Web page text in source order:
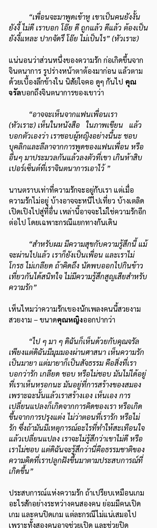
“เพื่อนจะมาพูดเข้าหู เขาเป็นคนยังงั้น
ยังงี้ ไม่ดี เราบอก โอ๊ย ดี ถูกแล้ว ดีแล้ว ต้องเป็น
ยังงี้แหละ ปากจัดรึ โอ๊ย ไม่เป็นไร” (หัวเราะ)
แน่นอนว่าส่วนหนึ่งของความรัก ก่อเกิดขึ้นจาก
จินตนาการ รูปร่างหน้าตาต้องมาก่อน แล้วตาม
ด้วยเบื้องลึกข้างใน นิสัยใจคอ ดูๆ กันไป คุณ
จรัลบอกถึงจินตนาการของเขาว่า
“อาจจะเห็นจากแฟนเพื่อนเรา
(หัวเราะ) เห็นในหนังสือ   ในภาพเขียน   แล้ว
บอกตัวเองว่า เราชอบผู้หญิงอย่างนี้นะ ชอบ
บุคลิกและลีลาจากการพูดของแฟนเพื่อน หรือ
อื่นๆ มาประมวลกันแล้วลงตัวที่เขา เกินห้าสิบ
เปอร์เซ็นต์ที่เราจินตนาการเอาไว้ ”
นานตราบเท่าที่ความรักจะอยู่กับเรา แต่เมื่อ
ความรักไม่อยู่ บ้างอาจจะหนีไปเที่ยว บ้างเตลิด
เปิดเปิงไปสู่ที่อื่น เหล่านี้อาจจะไม่ใช่ความรักอีก
ต่อไป โดยเฉพาะกรณีแยกทางกันเดิน
“สำหรับผม มีความสุขกับความรู้สึกนี้ แม้
จะผ่านไปแล้ว เราก็ยังเป็นเพื่อน และเราไม่
โกรธ ไม่เกลียด ถ้าคิดถึง นัดพบออกไปกินข้าว
เที่ยวกันได้สนิทใจ ไม่มีความรู้สึกสูญเสียสำหรับ
ความรัก”
เห็นไหมว่าความรักเของนักเพลงคนนี้สวยงาม
สวยงาม – ขนาดคุณหญิงออกปากว่า
“ไป ๆ มา ๆ ดิฉันก็เห็นด้วยกับคุณจรัล
เพียงแต่ดิฉันมีมุมมองผ่านศาสนา เห็นความรัก
เป็นมายา แต่มายาก็เป็นสัจธรรม คือสิ่งที่เรา
บอกว่ารัก เกลียด ชอบ หรือไม่ชอบ มันไม่ได้อยู่
ที่เราเห็นหรอกนะ มันอยู่ที่การสร้างของสมอง
เพราะฉะนั้นแล้วเราสร้างเอง เห็นเอง การ
เปลี่ยนแปลงก็เกิดจากการคิดของเรา หรือเกิด
ขึ้นจากการปรุงแต่ง ไม่ว่าตอนที่เรารัก หรือไม่
รัก ซึ่งถ้ามันมีเหตุการณ์อะไรที่ทำให้สะเทือนใจ
แล้วเปลี่ยนแปลง เราจะไม่รู้สึกว่าเขาไม่ดี หรือ
เราไม่ชอบ แต่ดิฉันจะรู้สึกว่านี่คือธรรมชาติของ
ความคิดที่เราปลูกฝังขึ้นมาตามประสบการณ์ที่
เกิดขึ้น”
ประสบการณ์แห่งความรัก ถ้าเปรียบเหมือนเกม
อะไรสักอย่างระหว่างคนสองคน ย่อมมีคนเปิด
เกม และคนปิดเกม แต่ละกรณีไม่แน่เสมอไป
เพราะทั้งสองคนอาจช่วยเปิด และช่วยปิด